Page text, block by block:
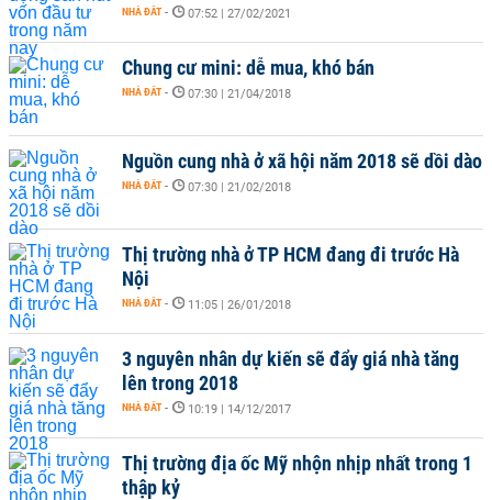
NHÀ ĐẤT - 07:52 | 27/02/2021
Chung cư mini: dễ mua, khó bán
NHÀ ĐẤT - 07:30 | 21/04/2018
Nguồn cung nhà ở xã hội năm 2018 sẽ dồi dào
NHÀ ĐẤT - 07:30 | 21/02/2018
Thị trường nhà ở TP HCM đang đi trước Hà
Nội
NHÀ ĐẤT - 11:05 | 26/01/2018
3 nguyên nhân dự kiến sẽ đẩy giá nhà tăng
lên trong 2018
NHÀ ĐẤT - 10:19 | 14/12/2017
Thị trường địa ốc Mỹ nhộn nhịp nhất trong 1
thập kỷ